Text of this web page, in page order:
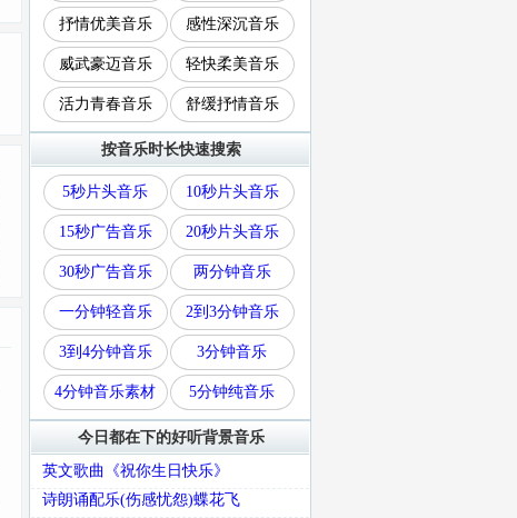
抒情优美音乐 感性深沉音乐
威武豪迈音乐 轻快柔美音乐
活力青春音乐 舒缓抒情音乐
按音乐时长快速搜索
5秒片头音乐 10秒片头音乐
15秒广告音乐 20秒片头音乐
30秒广告音乐 两分钟音乐
一分钟轻音乐 2到3分钟音乐
3到4分钟音乐 3分钟音乐
4分钟音乐素材 5分钟纯音乐
今日都在下的好听背景音乐
英文歌曲《祝你生日快乐》
诗朗诵配乐(伤感忧怨)蝶花飞